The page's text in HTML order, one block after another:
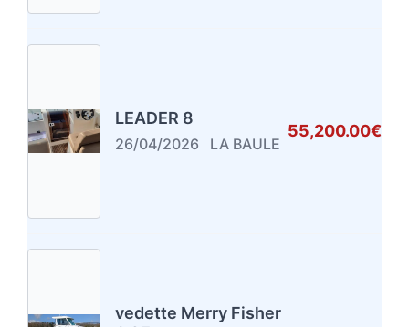
LEADER 8
26/04/2026 LA BAULE
55,200.00€
vedette Merry Fisher